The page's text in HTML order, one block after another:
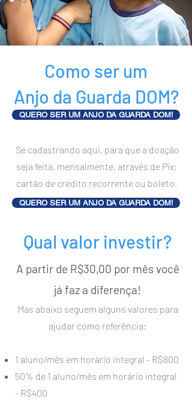
Como ser um
Anjo da Guarda DOM?
QUERO SER UM ANJO DA GUARDA DOM!
Se cadastrando aqui, para que a doação
seja feita, mensalmente, através de Pix;
cartão de crédito recorrente ou boleto.
QUERO SER UM ANJO DA GUARDA DOM!
Qual valor investir?
A partir de R$30,00 por mês você
já faz a diferença!
Mas abaixo seguem alguns valores para
ajudar como referência:
1 aluno/mês em horário integral - R$800
50% de 1 aluno/mês em horário integral
- R$400